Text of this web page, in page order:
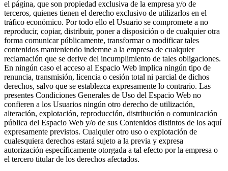
el página, que son propiedad exclusiva de la empresa y/o de
terceros, quienes tienen el derecho exclusivo de utilizarlos en el
tráfico económico. Por todo ello el Usuario se compromete a no
reproducir, copiar, distribuir, poner a disposición o de cualquier otra
forma comunicar públicamente, transformar o modificar tales
contenidos manteniendo indemne a la empresa de cualquier
reclamación que se derive del incumplimiento de tales obligaciones.
En ningún caso el acceso al Espacio Web implica ningún tipo de
renuncia, transmisión, licencia o cesión total ni parcial de dichos
derechos, salvo que se establezca expresamente lo contrario. Las
presentes Condiciones Generales de Uso del Espacio Web no
confieren a los Usuarios ningún otro derecho de utilización,
alteración, explotación, reproducción, distribución o comunicación
pública del Espacio Web y/o de sus Contenidos distintos de los aquí
expresamente previstos. Cualquier otro uso o explotación de
cualesquiera derechos estará sujeto a la previa y expresa
autorización específicamente otorgada a tal efecto por la empresa o
el tercero titular de los derechos afectados.